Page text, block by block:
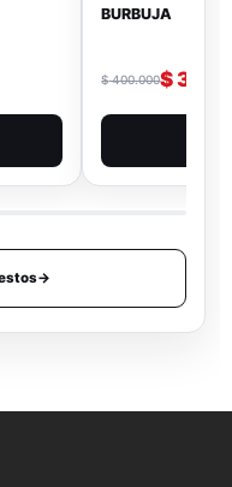
BURBUJA
$400.000$
→